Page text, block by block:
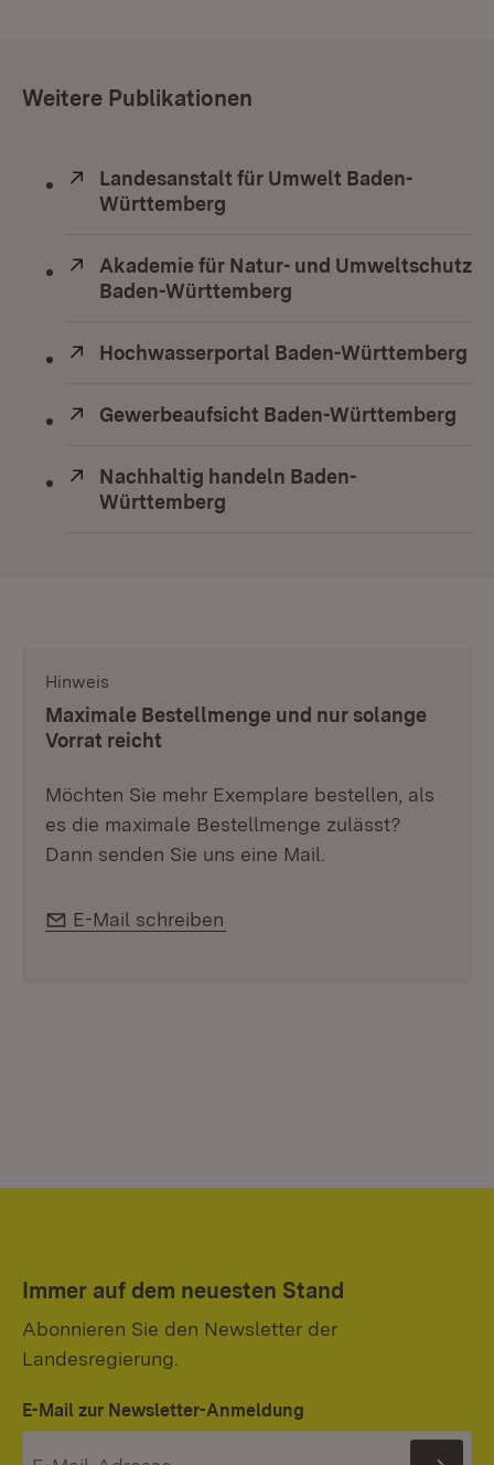
Weitere Publikationen
Extern:
Landesanstalt für Umwelt Baden-
Württemberg
Extern:
Akademie für Natur- und Umweltschutz
Baden-Württemberg
Extern:
Hochwasserportal Baden-Württemberg
Extern:
Gewerbeaufsicht Baden-Württemberg
Extern:
Nachhaltig handeln Baden-
Württemberg
Hinweis
Maximale Bestellmenge und nur solange
Vorrat reicht
Möchten Sie mehr Exemplare bestellen, als
es die maximale Bestellmenge zulässt?
Dann senden Sie uns eine Mail.
E-Mail:
E-Mail schreiben
Immer auf dem neuesten Stand
Abonnieren Sie den Newsletter der
Landesregierung.
E-Mail zur Newsletter-Anmeldung